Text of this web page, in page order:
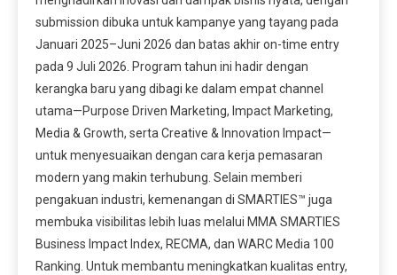
submission dibuka untuk kampanye yang tayang pada
Januari 2025–Juni 2026 dan batas akhir on-time entry
pada 9 Juli 2026. Program tahun ini hadir dengan
kerangka baru yang dibagi ke dalam empat channel
utama—Purpose Driven Marketing, Impact Marketing,
Media & Growth, serta Creative & Innovation Impact—
untuk menyesuaikan dengan cara kerja pemasaran
modern yang makin terhubung. Selain memberi
pengakuan industri, kemenangan di SMARTIES™ juga
membuka visibilitas lebih luas melalui MMA SMARTIES
Business Impact Index, RECMA, dan WARC Media 100
Ranking. Untuk membantu meningkatkan kualitas entry,